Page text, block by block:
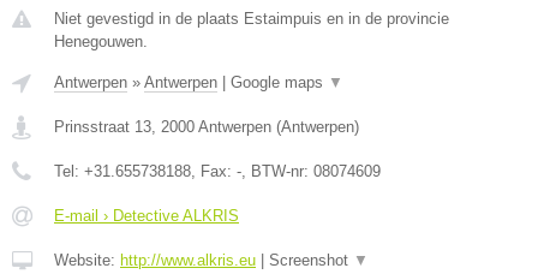
Niet gevestigd in de plaats Estaimpuis en in de provincie
Henegouwen.
Antwerpen » Antwerpen Google maps ▼
Prinsstraat 13 2000 Antwerpen (Antwerpen)
Tel: +31.655738188 , Fax: - , BTW-nr: 08074609
E-mail › Detective ALKRIS
Website: http://www.alkris.eu Screenshot ▼